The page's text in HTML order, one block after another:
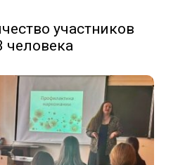
участников
человека